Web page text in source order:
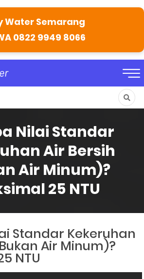
Water Semarang
0822 9949 8066
Nilai Standar
Air Bersih
Air Minum)?
25 NTU
Standar Kekeruhan
Air Minum)?
NTU